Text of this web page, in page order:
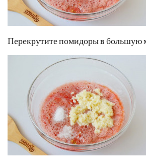
Перекрутите помидоры в большую